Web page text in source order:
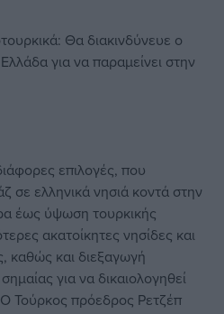
Θα διακινδύνευε ο
για να παραμείνει στην
επιλογές, που
σε ελληνικά νησιά κοντά στην
έως ύψωση τουρκικής
ακατοίκητες νησίδες και
καθώς και διεξαγωγή
για να δικαιολογηθεί
Τούρκος πρόεδρος Ρετζέπ